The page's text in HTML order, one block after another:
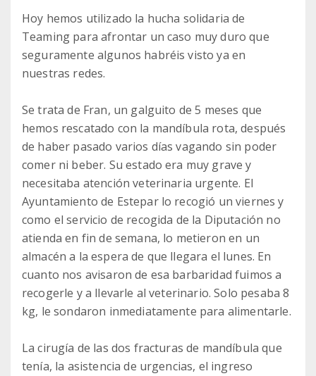
Hoy hemos utilizado la hucha solidaria de
Teaming para afrontar un caso muy duro que
seguramente algunos habréis visto ya en
nuestras redes.
Se trata de Fran, un galguito de 5 meses que
hemos rescatado con la mandíbula rota, después
de haber pasado varios días vagando sin poder
comer ni beber. Su estado era muy grave y
necesitaba atención veterinaria urgente. El
Ayuntamiento de Estepar lo recogió un viernes y
como el servicio de recogida de la Diputación no
atienda en fin de semana, lo metieron en un
almacén a la espera de que llegara el lunes. En
cuanto nos avisaron de esa barbaridad fuimos a
recogerle y a llevarle al veterinario. Solo pesaba 8
kg, le sondaron inmediatamente para alimentarle.
La cirugía de las dos fracturas de mandíbula que
tenía, la asistencia de urgencias, el ingreso